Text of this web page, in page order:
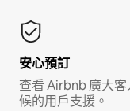
安心預訂
查看 Airbnb 廣大
候的用戶支援。